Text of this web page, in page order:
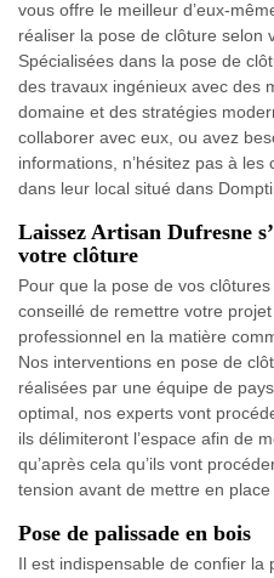
vous offre le meilleur d’eux-
réaliser la pose de clôture selon
Spécialisées dans la pose de
des travaux ingénieux avec des
domaine et des stratégies
collaborer avec eux, ou avez
informations, n’hésitez pas à
dans leur local situé dans
Laissez Artisan Dufresne
votre clôture
Pour que la pose de vos
conseillé de remettre votre projet
professionnel en la matière
Nos interventions en pose de
réalisées par une équipe de
optimal, nos experts vont
ils délimiteront l’espace afin de
qu’après cela qu’ils vont
tension avant de mettre en place
Pose de palissade en bois
Il est indispensable de confier la